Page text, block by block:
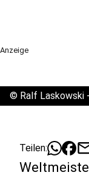
Anzeige
© Ralf Laskowski
Teilen: